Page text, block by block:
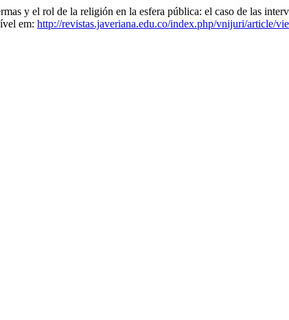
el rol de la religión en la esfera pública: el caso de las
em: http://revistas.javeriana.edu.co/index.php/vnijuri/article/